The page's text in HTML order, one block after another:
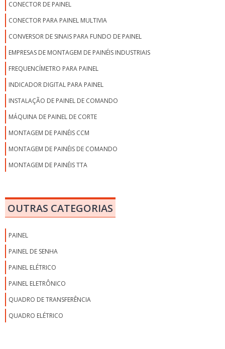
CONECTOR DE PAINEL
CONECTOR PARA PAINEL MULTIVIA
CONVERSOR DE SINAIS PARA FUNDO DE PAINEL
EMPRESAS DE MONTAGEM DE PAINÉIS INDUSTRIAIS
FREQUENCÍMETRO PARA PAINEL
INDICADOR DIGITAL PARA PAINEL
INSTALAÇÃO DE PAINEL DE COMANDO
MÁQUINA DE PAINEL DE CORTE
MONTAGEM DE PAINÉIS CCM
MONTAGEM DE PAINÉIS DE COMANDO
MONTAGEM DE PAINÉIS TTA
MONTAGEM DE PAINEL DE AUTOMAÇÃO
MONTAGEM PAINEL DE COMANDO INDUSTRIAL
PAINÉIS INVERSORES
OUTRAS CATEGORIAS
PAINEL
PAINEL DE SENHA
PAINEL ELÉTRICO
PAINEL ELETRÔNICO
QUADRO DE TRANSFERÊNCIA
QUADRO ELÉTRICO